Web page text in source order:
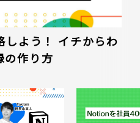
しよう！ イチからわ
の作り方